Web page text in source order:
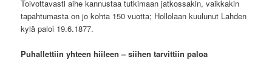
Toivottavasti aihe kannustaa tutkimaan jatkossakin, vaikkakin
tapahtumasta on jo kohta 150 vuotta; Hollolaan kuulunut Lahden
kylä paloi 19.6.1877.
Puhallettiin yhteen hiileen – siihen tarvittiin paloa